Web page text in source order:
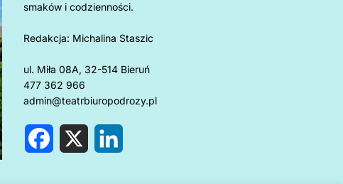
smaków i codzienności.
Redakcja: Michalina Staszic
ul. Miła 08A, 32-514 Bieruń
477 362 966
admin@teatrbiuropodrozy.pl
X